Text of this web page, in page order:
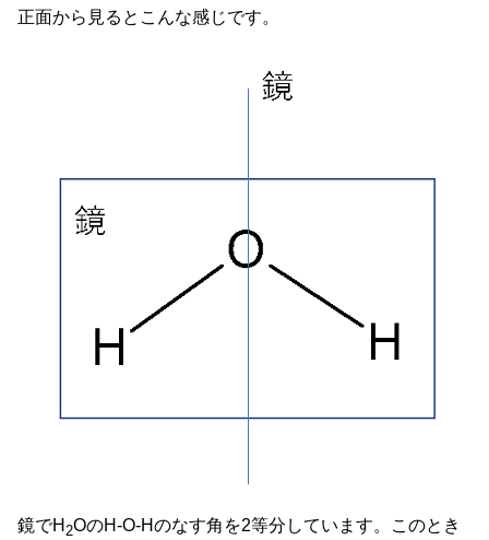
正面から見るとこんな感じです。
鏡でH 2OのH-O-Hのなす角を2等分しています。このとき